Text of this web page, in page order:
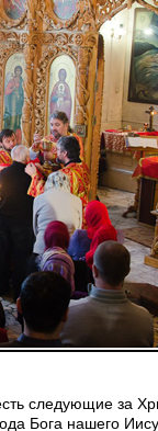
следующие за
Бога нашего